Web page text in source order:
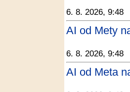
6. 8. 2026, 9:48
AI od Mety
6. 8. 2026, 9:48
AI od Meta